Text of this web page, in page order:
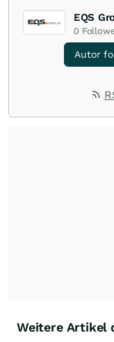
EQS
0
Autor
Weitere Artikel